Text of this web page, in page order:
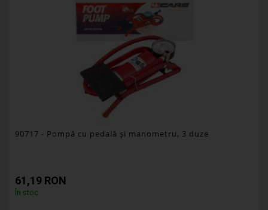
90717 - Pompă cu pedală şi manometru, 3 duze
61,19 RON
În stoc